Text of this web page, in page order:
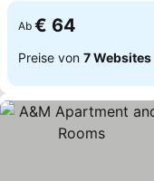
Ab € 64
Preise von 7 Websites